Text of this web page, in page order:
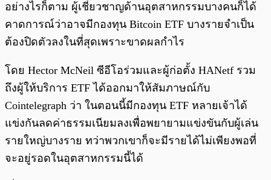
อย่างไรก็ตาม ผู้เชี่ยวชาญด้านอุตสาหกรรมบางคนก็ได้
คาดการณ์ว่าอาจมีกองทุน Bitcoin ETF บางรายจำเป็น
ต้องปิดตัวลงในที่สุดเพราะขาดผลกำไร
โดย Hector McNeil ซีอีโอร่วมและผู้ก่อตั้ง HANetf รวม
ถึงผู้ให้บริการ ETF ได้ออกมาให้สัมภาษณ์กับ
Cointelegraph ว่า ในตอนนี้มีกองทุน ETF หลายเจ้าได้
แข่งกันลดค่าธรรมเนียมลงเพื่อพยายามแข่งขันกับผู้เล่น
รายใหญ่บางราย ทว่าพวกเขาก็จะมีรายได้ไม่เพียงพอที่
จะอยู่รอดในอุตสาหกรรมนี้ได้